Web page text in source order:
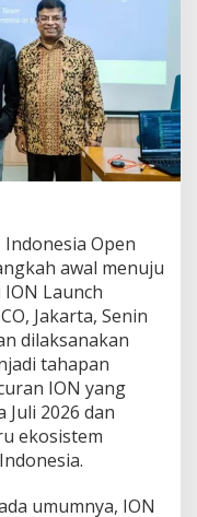
Indonesia Open
awal menuju
Launch
Jakarta, Senin
dilaksanakan
tahapan
ION yang
2026 dan
ekosistem
umumnya, ION